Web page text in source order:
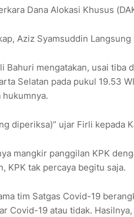
Dana Alokasi Khusus
Bahuri mengatakan, usai tiba
Selatan pada pukul 19.53
diperiksa)” ujar Firli kepada
mangkir panggilan KPK
KPK tak percaya begitu saja.
tim Satgas Covid-19
Covid-19 atau tidak.